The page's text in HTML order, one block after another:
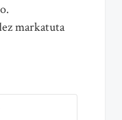
markatuta